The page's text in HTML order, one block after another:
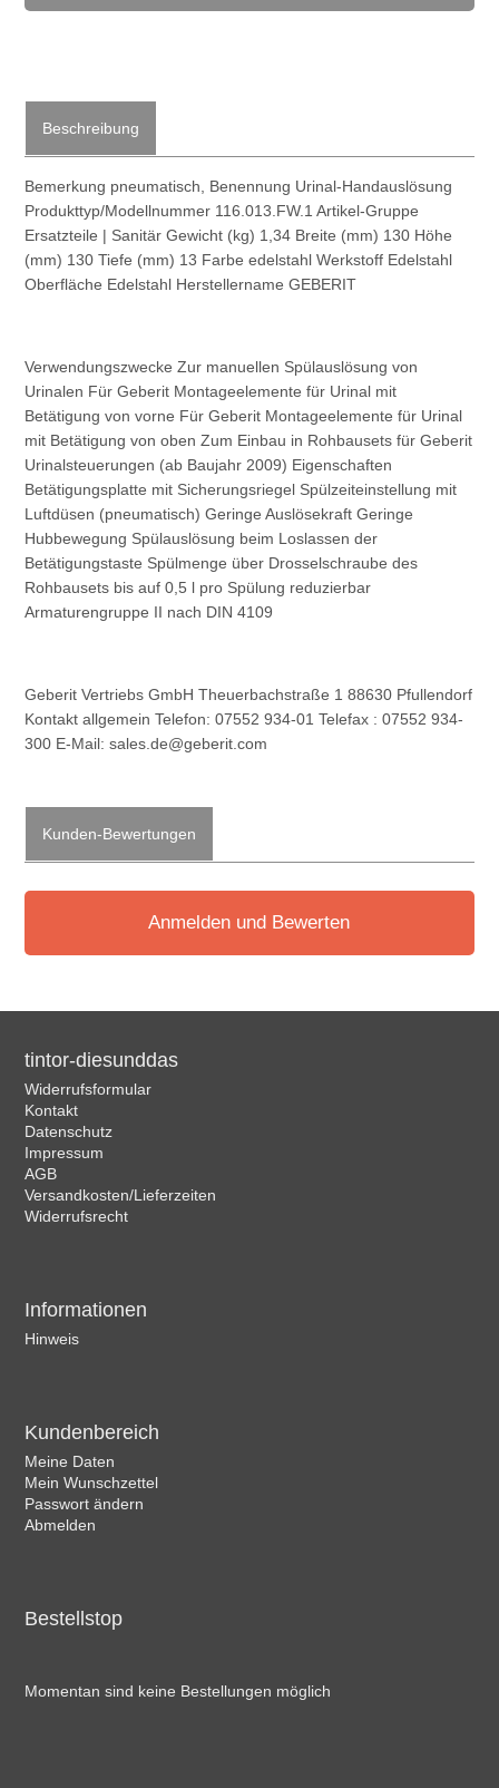
Beschreibung
Bemerkung pneumatisch, Benennung Urinal-Handauslösung
Produkttyp/Modellnummer 116.013.FW.1 Artikel-Gruppe
Ersatzteile | Sanitär Gewicht (kg) 1,34 Breite (mm) 130 Höhe
(mm) 130 Tiefe (mm) 13 Farbe edelstahl Werkstoff Edelstahl
Oberfläche Edelstahl Herstellername GEBERIT
Verwendungszwecke Zur manuellen Spülauslösung von
Urinalen Für Geberit Montageelemente für Urinal mit
Betätigung von vorne Für Geberit Montageelemente für Urinal
mit Betätigung von oben Zum Einbau in Rohbausets für Geberit
Urinalsteuerungen (ab Baujahr 2009) Eigenschaften
Betätigungsplatte mit Sicherungsriegel Spülzeiteinstellung mit
Luftdüsen (pneumatisch) Geringe Auslösekraft Geringe
Hubbewegung Spülauslösung beim Loslassen der
Betätigungstaste Spülmenge über Drosselschraube des
Rohbausets bis auf 0,5 l pro Spülung reduzierbar
Armaturengruppe II nach DIN 4109
Geberit Vertriebs GmbH Theuerbachstraße 1 88630 Pfullendorf
Kontakt allgemein Telefon: 07552 934-01 Telefax : 07552 934-
300 E-Mail: sales.de@geberit.com
Kunden-Bewertungen
Anmelden und Bewerten
tintor-diesunddas
Widerrufsformular
Kontakt
Datenschutz
Impressum
AGB
Versandkosten/Lieferzeiten
Widerrufsrecht
Informationen
Hinweis
Kundenbereich
Meine Daten
Mein Wunschzettel
Passwort ändern
Abmelden
Bestellstop
Momentan sind keine Bestellungen möglich